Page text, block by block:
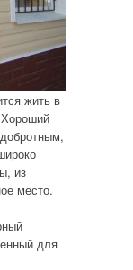
жить в
из
место.
для